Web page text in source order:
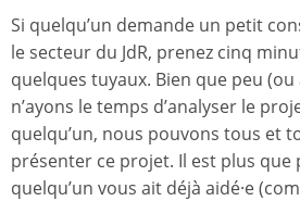
Si quelqu’un demande un petit
le secteur du JdR, prenez cinq
quelques tuyaux. Bien que peu (ou
n’ayons le temps d’analyser le
quelqu’un, nous pouvons tous et
présenter ce projet. Il est plus que
quelqu’un vous ait déjà aidé·e